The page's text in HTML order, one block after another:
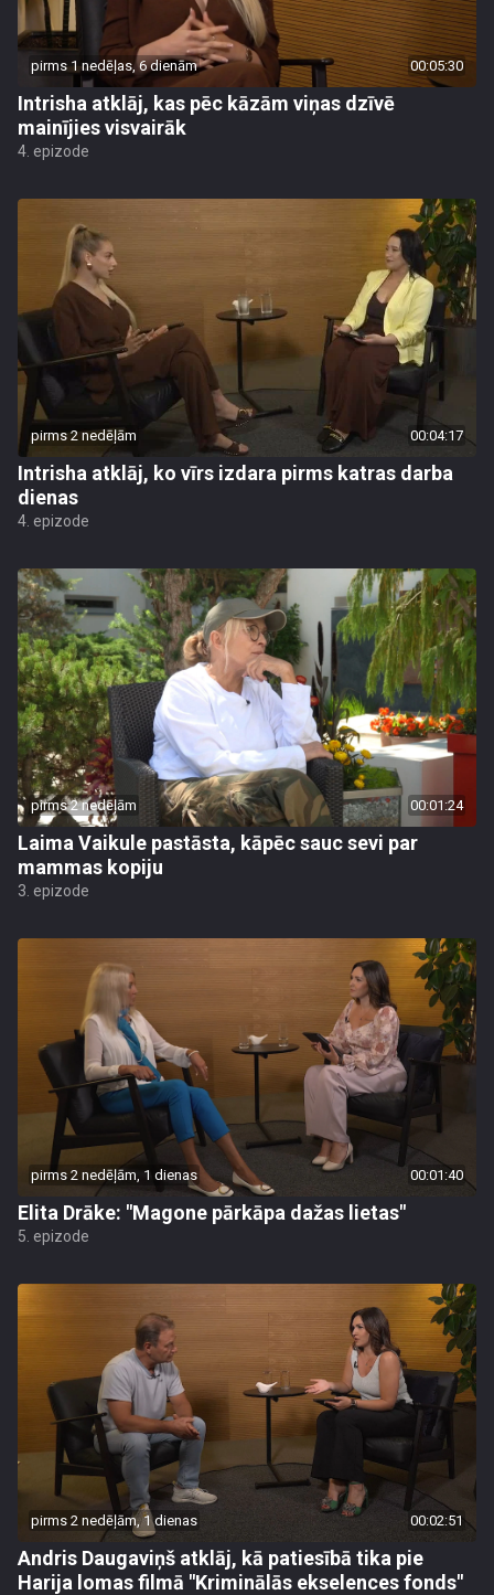
pirms 1 nedēļas, 6 dienām 00:05:30
Intrisha atklāj, kas pēc kāzām viņas dzīvē
mainījies visvairāk
4. epizode
pirms 2 nedēļām 00:04:17
Intrisha atklāj, ko vīrs izdara pirms katras darba
dienas
4. epizode
pirms 2 nedēļām 00:01:24
Laima Vaikule pastāsta, kāpēc sauc sevi par
mammas kopiju
3. epizode
pirms 2 nedēļām, 1 dienas 00:01:40
Elita Drāke: "Magone pārkāpa dažas lietas"
5. epizode
pirms 2 nedēļām, 1 dienas 00:02:51
Andris Daugaviņš atklāj, kā patiesībā tika pie
Harija lomas filmā "Kriminālās ekselences fonds"